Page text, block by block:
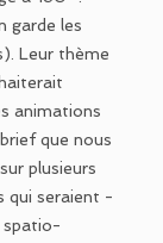
garde les
Leur thème
animations
que nous
plusieurs
qui seraient -
spatio-